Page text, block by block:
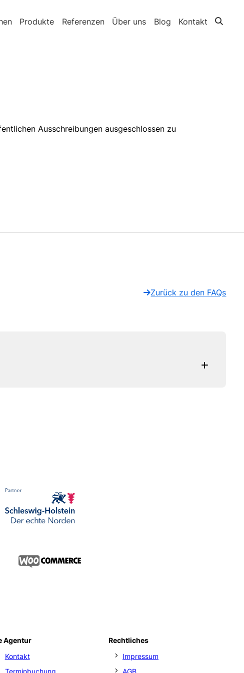
Produkte Referenzen Über uns Blog Kontakt
Ausschreibungen ausgeschlossen zu
Zurück zu den FAQs
Agentur
Kontakt
Terminbuchung
Rechtliches
Impressum
AGB